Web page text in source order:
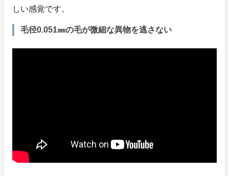
しい感覚です。
毛径0.051㎜の毛が微細な異物を逃さない